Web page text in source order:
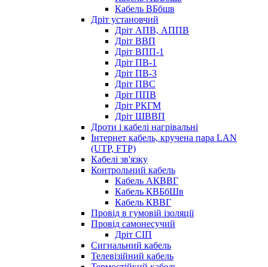
Кабель ВБбшв
Дріт установчий
Дріт АПВ, АППВ
Дріт ВВП
Дріт ВПП-1
Дріт ПВ-1
Дріт ПВ-3
Дріт ПВС
Дріт ППВ
Дріт РКГМ
Дріт ШВВП
Дроти і кабелі нагрівальні
Інтернет кабель, кручена пара LAN
(UTP, FTP)
Кабелі зв'язку
Контрольний кабель
Кабель АКВВГ
Кабель КВБбШв
Кабель КВВГ
Провід в гумовій ізоляції
Провід самонесучий
Дріт СІП
Сигнальний кабель
Телевізійний кабель